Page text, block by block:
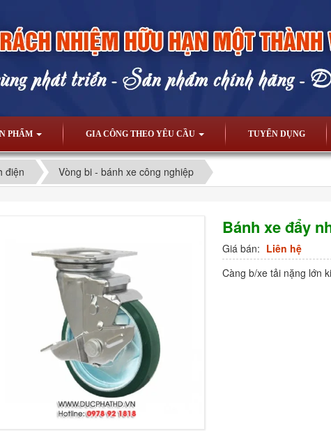
PHẨM GIA CÔNG THEO YÊU CẦU TUYỂN DỤNG
điện Vòng bi - bánh xe công nghiệp
Bánh xe đẩy
Giá bán: Liên hệ
Càng b/xe tải nặng lớn